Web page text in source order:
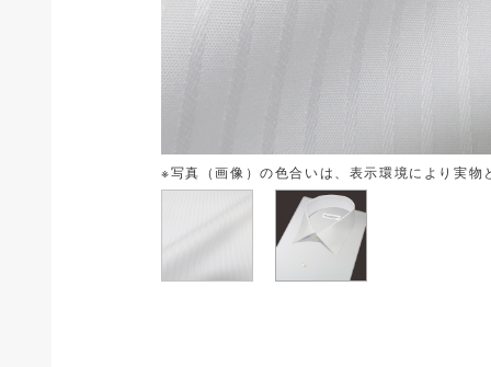
※写真（画像）の色合いは、表示環境により実物